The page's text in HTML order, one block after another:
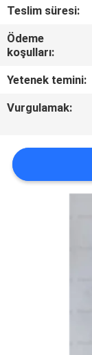
DURUMLAR
TEKLIF
ET
SITE
HARITASI
Teslim süresi:
Ödeme
koşulları:
Yetenek temini:
Vurgulamak: